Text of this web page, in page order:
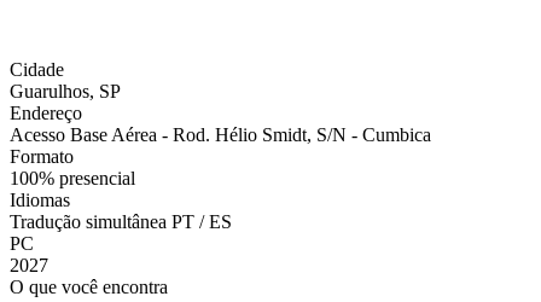
Cidade
Guarulhos, SP
Endereço
Acesso Base Aérea - Rod. Hélio Smidt, S/N - Cumbica
Formato
100% presencial
Idiomas
Tradução simultânea PT / ES
PC
2027
O que você encontra